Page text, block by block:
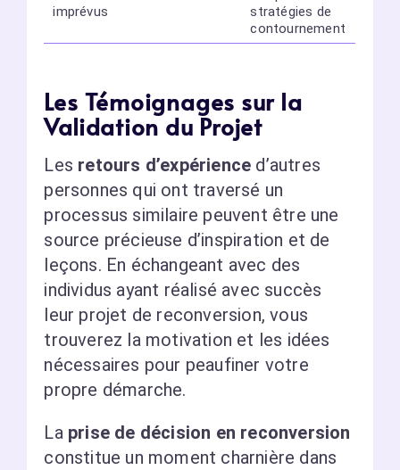
imprévus
stratégies de
contournement
Les Témoignages sur la
Validation du Projet
Les retours d’expérience d’autres
personnes qui ont traversé un
processus similaire peuvent être une
source précieuse d’inspiration et de
leçons. En échangeant avec des
individus ayant réalisé avec succès
leur projet de reconversion, vous
trouverez la motivation et les idées
nécessaires pour peaufiner votre
propre démarche.
La prise de décision en reconversion
constitue un moment charnière dans